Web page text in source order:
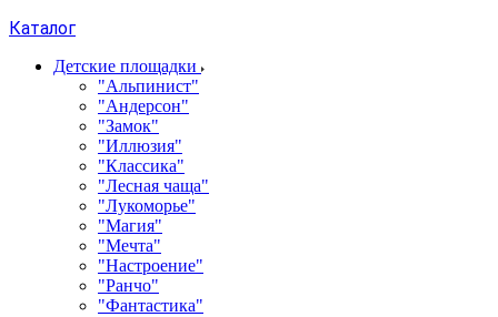
Каталог
Детские площадки
"Альпинист"
"Андерсон"
"Замок"
"Иллюзия"
"Классика"
"Лесная чаща"
"Лукоморье"
"Магия"
"Мечта"
"Настроение"
"Ранчо"
"Фантастика"